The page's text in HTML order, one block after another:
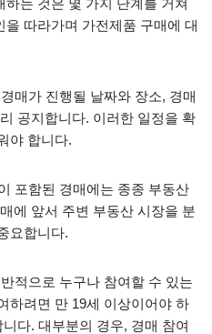
따라가며 가전제품 구매에 대
매가 진행될 날짜와 장소, 경매
공지합니다. 이러한 일정을 확
야 합니다.
포함된 경매에는 종종 부동산
에 앞서 주변 부동산 시장을 분
요합니다.
적으로 누구나 참여할 수 있는
하려면 만 19세 이상이어야 하
다. 대부분의 경우, 경매 참여